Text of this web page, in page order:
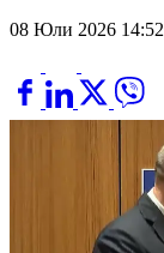
08 Юли 2026